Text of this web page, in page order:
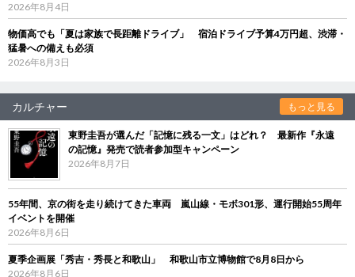
2026年8月4日
物価高でも「夏は家族で長距離ドライブ」 宿泊ドライブ予算4万円超、渋滞・
猛暑への備えも必須
2026年8月3日
カルチャー もっと見る
東野圭吾が選んだ「記憶に残る一文」はどれ？ 最新作『永遠
の記憶』発売で読者参加型キャンペーン
2026年8月7日
55年間、京の街を走り続けてきた車両 嵐山線・モボ301形、運行開始55周年
イベントを開催
2026年8月6日
夏季企画展「秀吉・秀長と和歌山」 和歌山市立博物館で8月8日から
2026年8月6日